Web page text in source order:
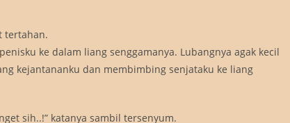
tertahan.
ke dalam liang senggamanya. Lubangnya agak kecil
kejantananku dan membimbing senjataku ke liang
sih..!” katanya sambil tersenyum.